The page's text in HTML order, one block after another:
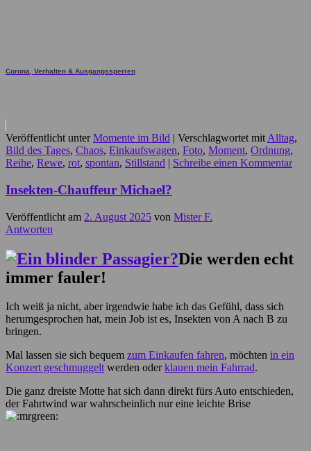
Corona, Verhalten & Ausgangssperren
Veröffentlicht unter Momente im Bild | Verschlagwortet mit Alltag,
Bild des Tages, Chaos, Einkaufswagen, Foto, Moment, Ordnung,
Reihe, Rewe, rot, spontan, Stillstand | Schreibe einen Kommentar
Insekten-Chauffeur Michael?
Veröffentlicht am 2. August 2025 von Mister F.
Antworten
Die werden echt
immer fauler!
Ich weiß ja nicht, aber irgendwie habe ich das Gefühl, dass sich
herumgesprochen hat, mein Job ist es, Insekten von A nach B zu
bringen.
Mal lassen sie sich bequem zum Einkaufen fahren, möchten in ein
Konzert geschmuggeltwerden oderklauen mein Fahrrad.
Die ganz dreiste Motte hat sich dann direkt fürs Auto entschieden,
der Fahrtwind war wahrscheinlich nur eine leichte Brise